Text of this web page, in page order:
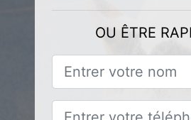
OU ÊTRE